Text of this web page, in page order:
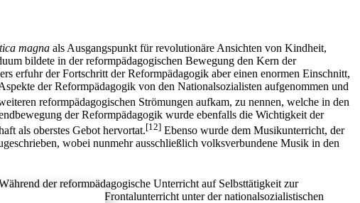
magna als Ausgangspunkt für revolutionäre Ansichten von Kindheit,
bildete in der reformpädagogischen Bewegung den Kern der
erfuhr der Fortschritt der Reformpädagogik aber einen enormen Einschnitt,
der Reformpädagogik von den Nationalsozialisten aufgenommen und
reformpädagogischen Strömungen aufkam, zu nennen, welche in den
der Reformpädagogik wurde ebenfalls die Wichtigkeit der
als oberstes Gebot hervortat.[12] Ebenso wurde dem Musikunterricht, der
wobei nunmehr ausschließlich volksverbundene Musik in den
der reformpädagogische Unterricht auf Selbsttätigkeit zur
erachtete, galt der Frontalunterricht unter der nationalsozialistischen